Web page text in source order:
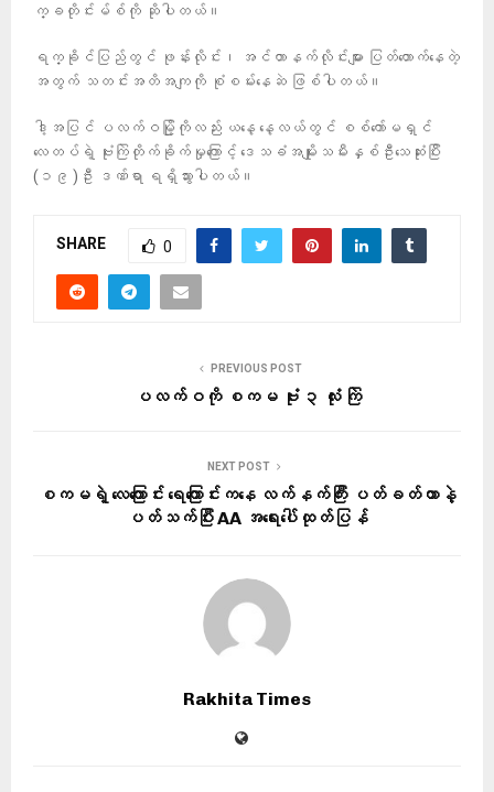
က္ခတိုင်းမ်စ်ကို ဆိုပါတယ်။
ရက္ခိုင်ပြည်တွင် ဖုန်းလိုင်း၊ အင်တာနက်လိုင်းများ ပြတ်တောက်နေတဲ့
အတွက် သတင်းအတိအကျကို စုံစမ်းနေဆဲ ဖြစ်ပါတယ်။
ဒါ့အပြင် ပလက်ဝမြို့ကိုလည်း ယနေ့ နေ့လယ်တွင် စစ်ကော်မရှင်
လေတပ်ရဲ့ ဗုံးကြဲတိုက်ခိုက်မှုကြောင့် ဒေသခံအမျိုးသမီးနှစ်ဦးသေဆုံးပြီး
(၁၉ )ဦး ဒဏ်ရာ ရရှိသွားပါတယ်။
SHARE 0
PREVIOUS POST
ပလက်ဝကို စကမ ဗုံး ၃ လုံး ကြဲ
NEXT POST
စကမရဲ့ လေကြောင်း ရေကြောင်းကနေ လက်နက်ကြီး ပတ်ခတ်တာနဲ့
ပတ်သက်ပြီး AA အရေးပေါ်ထုတ်ပြန်
Rakhita Times